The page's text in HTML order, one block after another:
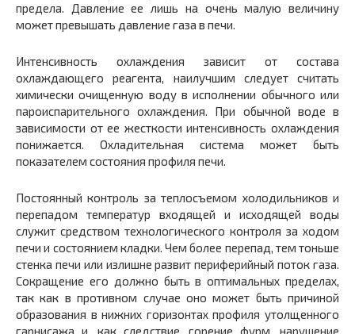
предела. Давление ее лишь на очень малую величину
может превышать давление газа в печи.
Интенсивность охлаждения зависит от состава
охлаждающего реагента, наилучшим следует считать
химически очищенную воду в исполнении обычного или
пароиспарительного охлаждения. При обычной воде в
зависимости от ее жесткости интенсивность охлаждения
понижается. Охладительная система может быть
показателем состояния профиля печи.
Постоянный контроль за теплосъемом холодильников и
перепадом температур входящей и исходящей воды
служит средством технологического контроля за ходом
печи и состоянием кладки. Чем более перепад, тем тоньше
стенка печи или излишне развит периферийный поток газа.
Сокращение его должно быть в оптимальных пределах,
так как в противном случае оно может быть причиной
образования в нижних горизонтах профиля утолщенного
гарнисажа и, как следствие, горение фурм, нарушение